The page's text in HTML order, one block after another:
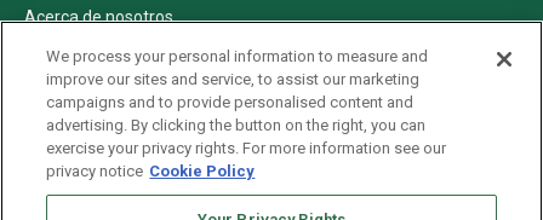
Acerca de nosotros
Politica de privacidad
Pautas Editoriales
AdChoices
Advertise with us
Newsletters
We process your personal information to measure and
improve our sites and service, to assist our marketing
campaigns and to provide personalised content and
advertising. By clicking the button on the right, you can
exercise your privacy rights. For more information see our
privacy notice Cookie Policy